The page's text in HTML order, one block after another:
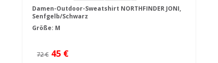
Damen-Outdoor-Sweatshirt NORTHFINDER JONI,
Senfgelb/Schwarz
Größe: M
72 € 45 €